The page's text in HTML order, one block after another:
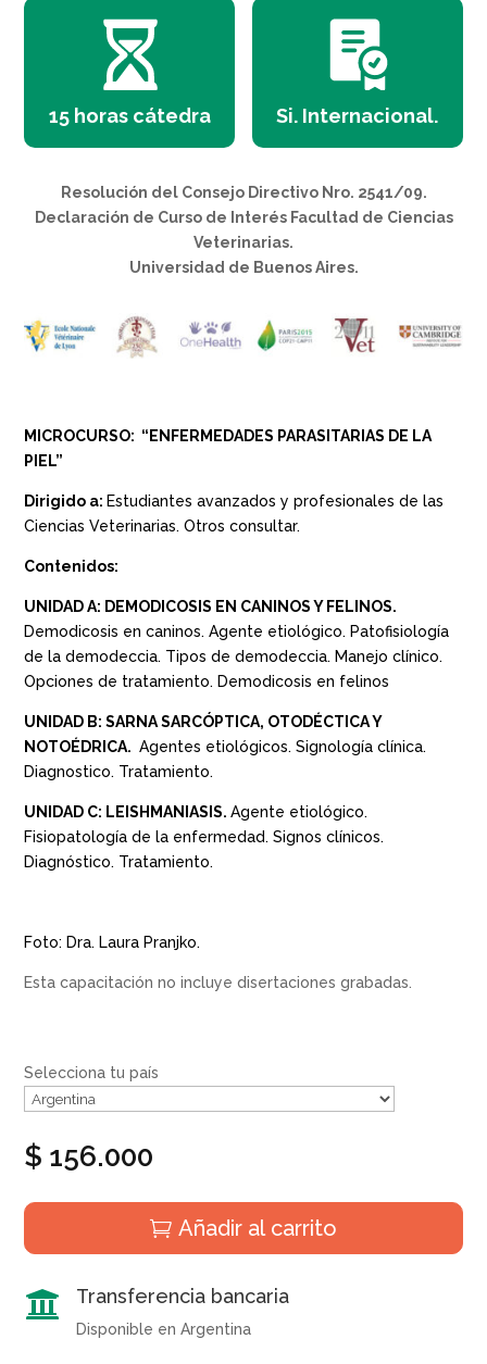
15 horas cátedra Si. Internacional.
Resolución del Consejo Directivo Nro. 2541/09.
Declaración de Curso de Interés Facultad de Ciencias
Veterinarias.
Universidad de Buenos Aires.
MICROCURSO: “ENFERMEDADES PARASITARIAS DE LA
PIEL”
Dirigido a: Estudiantes avanzados y profesionales de las
Ciencias Veterinarias. Otros consultar.
Contenidos:
UNIDAD A: DEMODICOSIS EN CANINOS Y FELINOS.
Demodicosis en caninos. Agente etiológico. Patofisiología
de la demodeccia. Tipos de demodeccia. Manejo clínico.
Opciones de tratamiento. Demodicosis en felinos
UNIDAD B: SARNA SARCÓPTICA, OTODÉCTICA Y
NOTOÉDRICA. Agentes etiológicos. Signología clínica.
Diagnostico. Tratamiento.
UNIDAD C: LEISHMANIASIS.Agente etiológico.
Fisiopatología de la enfermedad. Signos clínicos.
Diagnóstico. Tratamiento.
Foto: Dra. Laura Pranjko.
Esta capacitación no incluye disertaciones grabadas.
Selecciona tu país
$ 156.000
Añadir al carrito
 Transferencia bancaria
Disponible en Argentina